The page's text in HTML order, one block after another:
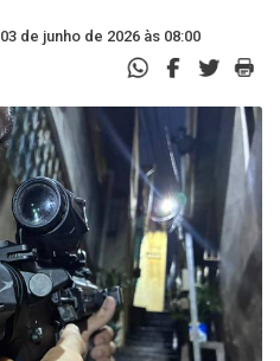
03 de junho de 2026 às 08:00